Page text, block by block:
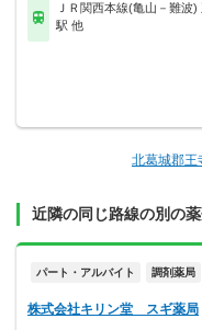
ＪＲ関西本線(亀山－難波)
駅 他
北葛城郡王
近隣の同じ路線の別の
パート・アルバイト 調剤薬局
株式会社キリン堂 スギ薬局